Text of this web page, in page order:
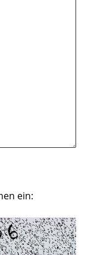
ein: